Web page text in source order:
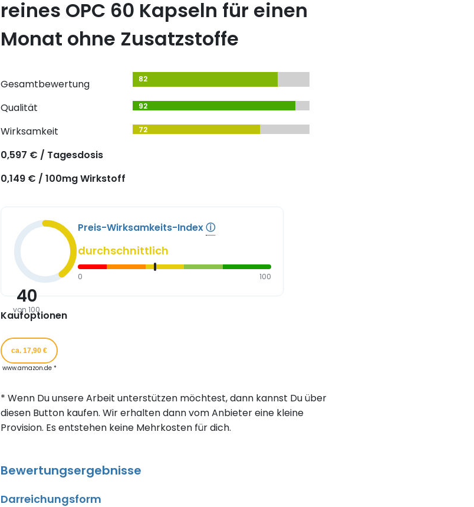
reines OPC 60 Kapseln für einen
Monat ohne Zusatzstoffe
Gesamtbewertung 82
Qualität 92
Wirksamkeit 72
0,597 € / Tagesdosis
0,149 € / 100mg Wirkstoff
40
von 100
Preis-Wirksamkeits-Indexⓘ
durchschnittlich
0 100
Kaufoptionen
ca. 17,90 €
www.amazon.de *
* Wenn Du unsere Arbeit unterstützen möchtest, dann kannst Du über
diesen Button kaufen. Wir erhalten dann vom Anbieter eine kleine
Provision. Es entstehen keine Mehrkosten für dich.
Bewertungsergebnisse
Darreichungsform